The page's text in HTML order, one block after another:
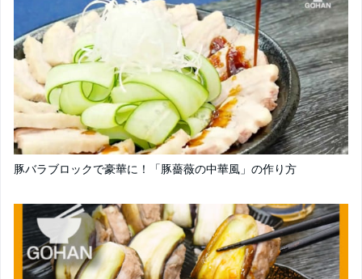
豚バラブロックで豪華に！「豚薔薇の中華風」の作り方